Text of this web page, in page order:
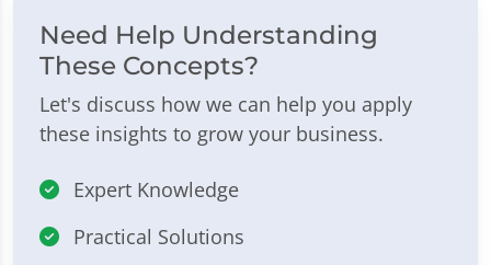
Need Help Understanding
These Concepts?
Let's discuss how we can help you apply
these insights to grow your business.
Expert Knowledge
Practical Solutions